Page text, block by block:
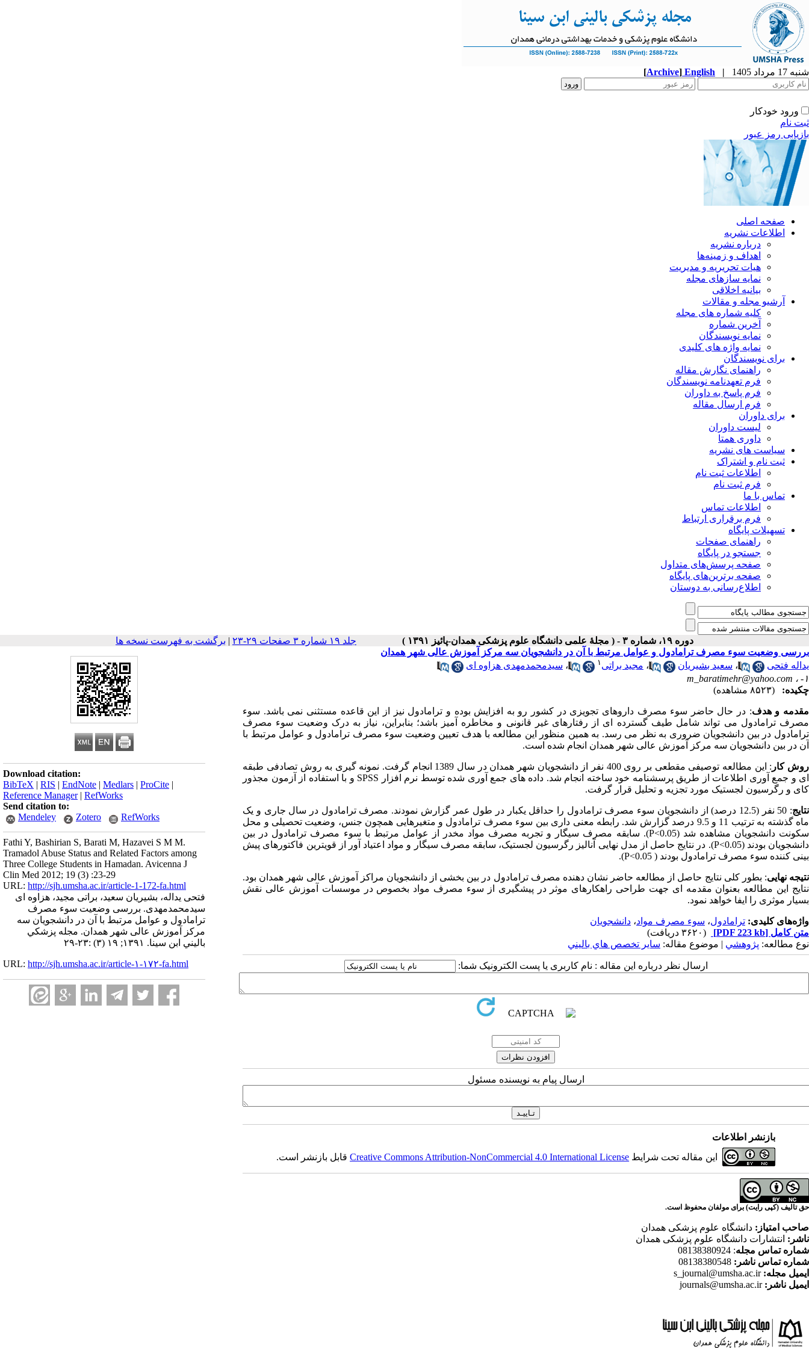
شنبه 17 مرداد 1405 |
English
[Archive]
ورود خودکار
ثبت نام
بازیابی رمز عبور
صفحه اصلی
اطلاعات نشریه
درباره نشریه
اهداف و زمینه‌ها
هیات تحریریه و مدیریت
نمایه سازهای مجله
بیانیه اخلاقی
آرشیو مجله و مقالات
کلیه شماره های مجله
آخرین شماره
نمایه نویسندگان
نمایه واژه های کلیدی
برای نویسندگان
راهنمای نگارش مقاله
فرم تعهدنامه نویسندگان
فرم پاسخ به داوران
فرم ارسال مقاله
برای داوران
لیست داوران
داوری همتا
سیاست های نشریه
ثبت نام و اشتراک
اطلاعات ثبت نام
فرم ثبت نام
تماس با ما
اطلاعات تماس
فرم برقراری ارتباط
تسهیلات پایگاه
راهنمای صفحات
جستجو در پایگاه
صفحه پرسش‌های متداول
صفحه برترین‌های پایگاه
اطلاع‌رسانی به دوستان
دوره ۱۹، شماره ۳ - ( مجلۀ علمی دانشگاه علوم پزشکی همدان-پائيز ۱۳۹۱ ) جلد ۱۹ شماره ۳ صفحات ۲۹-۲۳ | برگشت به فهرست نسخه ها
Download citation:
BibTeX | RIS | EndNote | Medlars | ProCite |
Reference Manager| RefWorks
Send citation to:
Mendeley
Zotero RefWorks
Fathi Y, Bashirian S, Barati M, Hazavei S M M.
Tramadol Abuse Status and Related Factors among
Three College Students in Hamadan. Avicenna J
Clin Med 2012; 19 (3) :23-29
URL: http://sjh.umsha.ac.ir/article-1-172-fa.html
فتحی یداله، بشیریان سعید، براتی مجید، هزاوه ای
سیدمحمدمهدی. بررسی وضعیت سوء مصرف
ترامادول و عوامل مرتبط با آن در دانشجویان سه
مرکز آموزش عالی شهر همدان. مجله پزشكي
باليني ابن سينا. ۱۳۹۱; ۱۹ (۳) :۲۳-۲۹
URL: http://sjh.umsha.ac.ir/article-۱-۱۷۲-fa.html
بررسی وضعیت سوء مصرف ترامادول و عوامل مرتبط با آن در دانشجویان سه مرکز آموزش عالی شهر همدان
یداله فتحی
، سعید بشیریان ، مجید براتی ۱ ، سیدمحمدمهدی هزاوه ای
۱- ،
m_baratimehr@yahoo.com
چکیده:
(۸۵۲۳ مشاهده)
مقدمه و هدف: در حال حاضر سوء مصرف داروهای تجویزی در کشور رو به افزایش بوده و ترامادول نیز از این قاعده مستثنی نمی باشد. سوء
مصرف ترامادول می تواند شامل طیف گسترده ای از رفتارهای غیر قانونی و مخاطره آمیز باشد؛ بنابراین، نیاز به درک وضعیت سوء مصرف
ترامادول در بین دانشجویان ضروری به نظر می رسد. به همین منظور این مطالعه با هدف تعیین وضعیت سوء مصرف ترامادول و عوامل مرتبط با
آن در بین دانشجویان سه مرکز آموزش عالی شهر همدان انجام شده است.
روش کار
: این مطالعه توصیفی مقطعی بر روی 400 نفر از دانشجویان شهر همدان در سال 1389 انجام گرفت. نمونه گیری به روش تصادفی طبقه
ای و جمع آوری اطلاعات از طریق پرسشنامه خود ساخته انجام شد. داده های جمع آوری شده توسط نرم افزار SPSS و با استفاده از آزمون مجذور
کای و رگرسیون لجستیک مورد تجزیه و تحلیل قرار گرفت.
نتایج
: 50 نفر (12.5 درصد) از دانشجویان سوء مصرف ترامادول را حداقل یکبار در طول عمر گزارش نمودند. مصرف ترامادول در سال جاری و یک
ماه گذشته به ترتیب 11 و 9.5 درصد گزارش شد. رابطه معنی داری بین سوء مصرف ترامادول و متغیرهایی همچون جنس، وضعیت تحصیلی و محل
سکونت دانشجویان مشاهده شد (P<0.05). سابقه مصرف سیگار و تجربه مصرف مواد مخدر از عوامل مرتبط با سوء مصرف ترامادول در بین
دانشجویان بودند (P<0.05). در نتایج حاصل از مدل نهایی آنالیز رگرسیون لجستیک، سابقه مصرف سیگار و مواد اعتیاد آور از قویترین فاکتورهای پیش
بینی کننده سوء مصرف ترامادول بودند ( P<0.05).
نتیجه نهایی: بطور کلی نتایج حاصل از مطالعه حاضر نشان دهنده مصرف ترامادول در بین بخشی از دانشجویان مراکز آموزش عالی شهر همدان بود.
نتایج این مطالعه بعنوان مقدمه ای جهت طراحی راهکارهای موثر در پیشگیری از سوء مصرف مواد بخصوص در موسسات آموزش عالی نقش
بسیار موثری را ایفا خواهد نمود.
واژه‌های کلیدی: ترامادول، سوء مصرف مواد، دانشجویان
متن کامل [PDF 223 kb]
(۳۶۲۰ دریافت)
نوع مطالعه: پژوهشي | موضوع مقاله: سایر تخصص هاي باليني
ارسال نظر درباره این مقاله : نام کاربری یا پست الکترونیک شما:
ارسال پیام به نویسنده مسئول
بازنشر اطلاعات
این مقاله تحت شرایط Creative Commons Attribution-NonCommercial 4.0 International Licenseقابل بازنشر است.
حق تالیف (کپی رایت) برای مولفان محفوظ است.
صاحب امتیاز: دانشگاه علوم پزشکی همدان
ناشر: انتشارات دانشگاه علوم پزشکی همدان
شماره تماس مجله: 08138380924
شماره تماس ناشر:
ایمیل مجله: s_journal@umsha.ac.ir
ایمیل ناشر: journals@umsha.ac.ir